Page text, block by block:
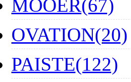
MOOER(67)
OVATION(20)
PAISTE(122)